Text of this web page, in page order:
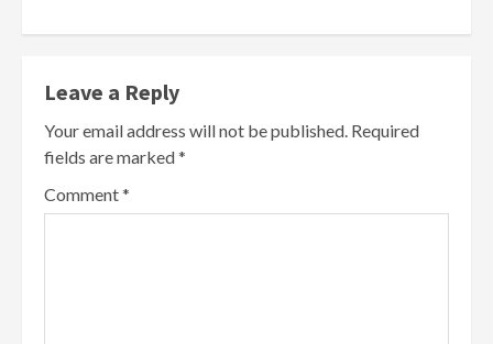
Leave a Reply
Your email address will not be published. Required
fields are marked*
Comment*